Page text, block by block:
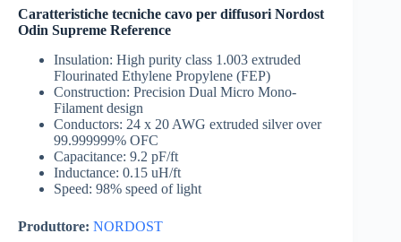
Caratteristiche tecniche cavo per diffusori Nordost
Odin Supreme Reference
Insulation: High purity class 1.003 extruded
Flourinated Ethylene Propylene (FEP)
Construction: Precision Dual Micro Mono-
Filament design
Conductors: 24 x 20 AWG extruded silver over
99.999999% OFC
Capacitance: 9.2 pF/ft
Inductance: 0.15 uH/ft
Speed: 98% speed of light
Produttore: NORDOST